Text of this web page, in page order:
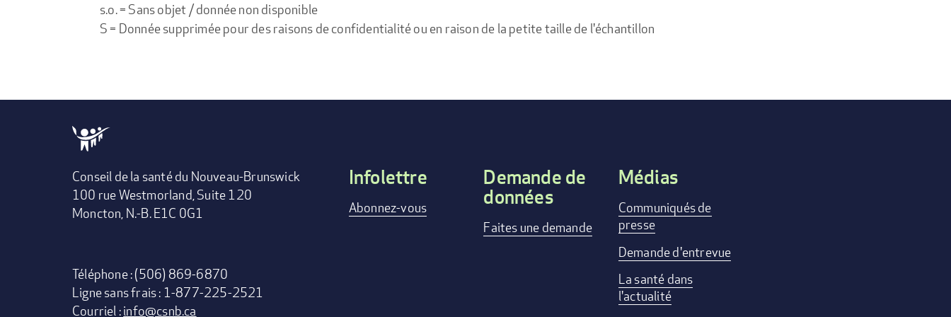
s.o. = Sans objet / donnée non disponible
S = Donnée supprimée pour des raisons de confidentialité ou en raison de la petite taille de l'échantillon
Conseil de la santé du Nouveau-Brunswick
100 rue Westmorland, Suite 120
Moncton, N.-B. E1C 0G1
Téléphone : (506) 869-6870
Ligne sans frais : 1-877-225-2521
Courriel :info@csnb.ca
Footer
Infolettre
Abonnez-vous
Demande de
données
Faites une demande
Médias
Communiqués de
presse
Demande d'entrevue
La santé dans
l'actualité